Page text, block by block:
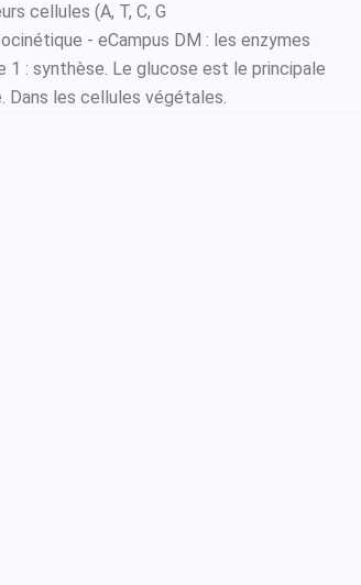
cellules (A, T, C, G
- eCampus DM : les enzymes
1 : synthèse. Le glucose est le principale
Dans les cellules végétales.